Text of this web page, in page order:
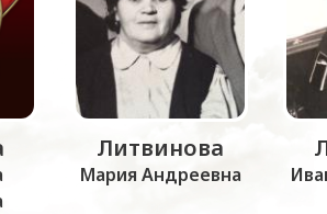
Литвинова
Мария Андреевна